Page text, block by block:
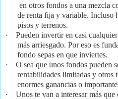
en otros fondos a una mezcla
de renta fija y variable. Incluso
pisos y terrenos.
·
Pueden invertir en casi
más arriesgado. Por eso es
fondo sepas en que inviertes.
·
O sea que unos fondos pueden
rentabilidades limitadas y otros
enormes ganancias o
·
Unos te van a interesar más que